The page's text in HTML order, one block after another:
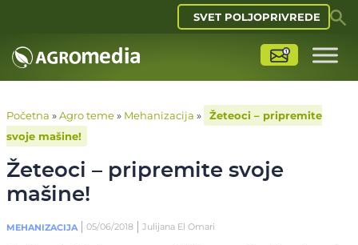
SVET POLJOPRIVREDE
Početna »Agro teme» Mehanizacija »
Žeteoci – pripremite
svoje mašine!
Žeteoci – pripremite svoje
mašine!
MEHANIZACIJA 05/06/2018 Julijana El Omari